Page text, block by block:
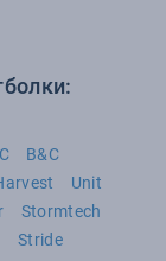
B&C
Unit
Stormtech
Stride